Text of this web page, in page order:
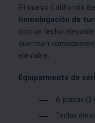
El nuevo California
homologación de
con un techo
duerman
elevable.
Equipamiento de
6 plazas
Techo